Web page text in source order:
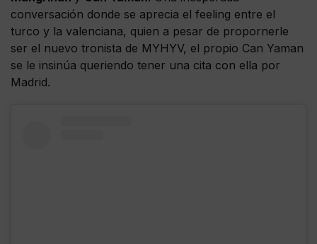
conversación donde se aprecia el feeling entre el
turco y la valenciana, quien a pesar de propornerle
ser el nuevo tronista de MYHYV, el propio Can Yaman
se le insinúa queriendo tener una cita con ella por
Madrid.